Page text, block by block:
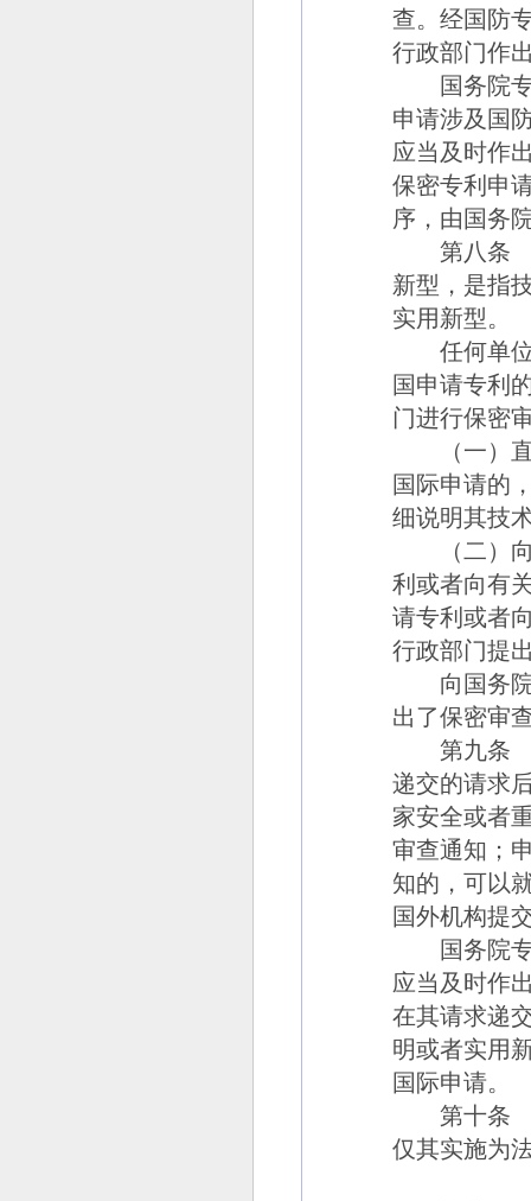
查。经国防
行政部门作
国务院专
申请涉及国
应当及时作
保密专利申
序，由国务
第八条
新型，是指
实用新型。
任何单位
国申请专利
门进行保密
（一）直
国际申请的
细说明其技
（二）向
利或者向有
请专利或者
行政部门提
向国务院
出了保密审
第九条
递交的请求
家安全或者
审查通知；
知的，可以
国外机构提
国务院专
应当及时作
在其请求递
明或者实用
国际申请。
第十条
仅其实施为